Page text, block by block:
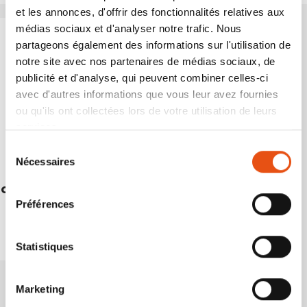
et les annonces, d'offrir des fonctionnalités relatives aux
médias sociaux et d'analyser notre trafic. Nous
partageons également des informations sur l'utilisation de
notre site avec nos partenaires de médias sociaux, de
publicité et d'analyse, qui peuvent combiner celles-ci
avec d'autres informations que vous leur avez fournies
ou qu'ils ont collectées lors de votre utilisation de leurs
services.
Nécessaires
Préférences
Statistiques
Marketing
CASE